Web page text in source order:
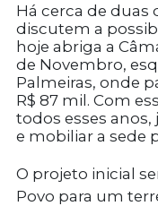
Há cerca de duas
discutem a
hoje abriga a
de Novembro,
Palmeiras, onde
R$ 87 mil. Com
todos esses
e mobiliar a sede
O projeto inicial
Povo para um